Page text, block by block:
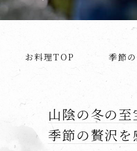
お料理TOP 季節
山陰の冬の
季節の贅沢